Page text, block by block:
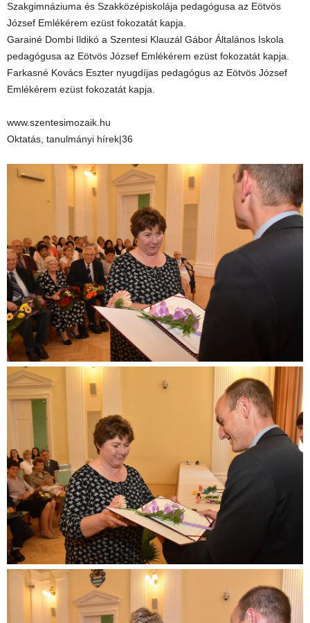
Szakgimnáziuma és Szakközépiskolája pedagógusa az Eötvös
József Emlékérem ezüst fokozatát kapja.
Garainé Dombi Ildikó a Szentesi Klauzál Gábor Általános Iskola
pedagógusa az Eötvös József Emlékérem ezüst fokozatát kapja.
Farkasné Kovács Eszter nyugdíjas pedagógus az Eötvös József
Emlékérem ezüst fokozatát kapja.
www.szentesimozaik.hu
Oktatás, tanulmányi hírek|36